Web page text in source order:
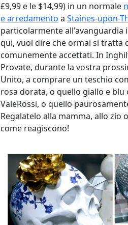
£9,99 e le $14,99) in un normale
e arredamento a Staines-upon-
particolarmente all'avanguardia
qui, vuol dire che ormai si tratta
comunemente accettati. In
Provate, durante la vostra
Unito, a comprare un teschio
rosa dorata, o quello giallo e blu
ValeRossi, o quello
Regalatelo alla mamma, allo zio
come reagiscono!